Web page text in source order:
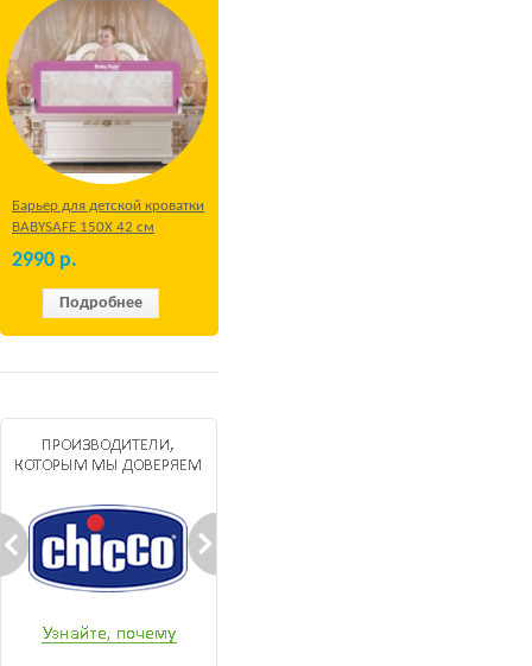
Барьер для детской кроватки
BABYSAFE 150Х 42 см
Бежевый
2990 р.
Подробнее